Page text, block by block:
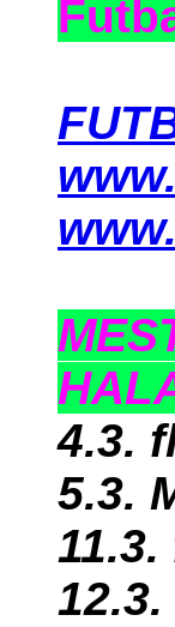
4.3.
5.3.